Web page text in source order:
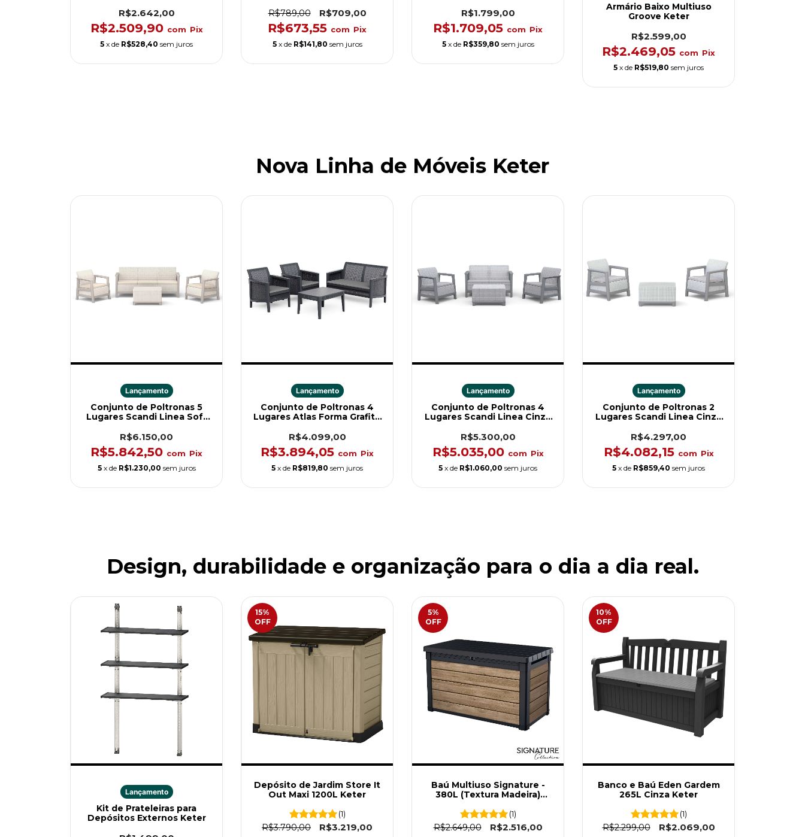
R$2.642,00
R$2.509,90 com Pix
5 x de R$528,40 sem juros
R$789,00
R$709,00
R$673,55 com Pix
5 x de R$141,80 sem juros
R$1.799,00
R$1.709,05 com Pix
5 x de R$359,80 sem juros
Armário Baixo Multiuso
Groove Keter
R$2.599,00
R$2.469,05 com Pix
5 x de R$519,80 sem juros
Nova Linha de Móveis Keter
Lançamento
Conjunto de Poltronas 5
Lugares Scandi Linea Soft
R$6.150,00
R$5.842,50 com Pix
5 x de R$1.230,00 sem juros
Lançamento
Conjunto de Poltronas 4
Lugares Atlas Forma Grafite
R$4.099,00
R$3.894,05 com Pix
5 x de R$819,80 sem juros
Lançamento
Conjunto de Poltronas 4
Lugares Scandi Linea Cinza
R$5.300,00
R$5.035,00 com Pix
5 x de R$1.060,00 sem juros
Lançamento
Conjunto de Poltronas 2
Lugares Scandi Linea Cinza
R$4.297,00
R$4.082,15 com Pix
5 x de R$859,40 sem juros
Design, durabilidade e organização para o dia a dia real.
Lançamento
Kit de Prateleiras para
Depósitos Externos Keter
15%
OFF
Depósito de Jardim Store It
Out Maxi 1200L Keter
(1)
R$3.790,00 R$3.219,00
5%
OFF
Baú Multiuso Signature -
380L (Textura Madeira)
(1)
R$2.649,00 R$2.516,00
10%
OFF
Banco e Baú Eden Gardem
265L Cinza Keter
(1)
R$2.299,00 R$2.069,00